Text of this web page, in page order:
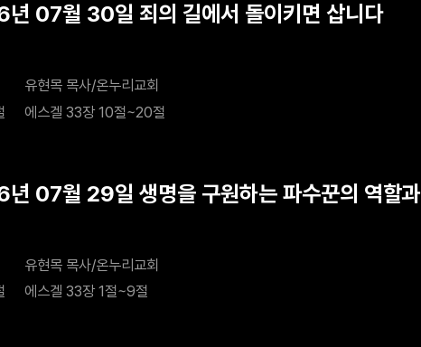
07월 30일 죄의 길에서 돌이키면 삽니다
유현목 목사/온누리교회
에스겔 33장 10절~20절
07월 29일 생명을 구원하는 파수꾼의 역할
유현목 목사/온누리교회
에스겔 33장 1절~9절